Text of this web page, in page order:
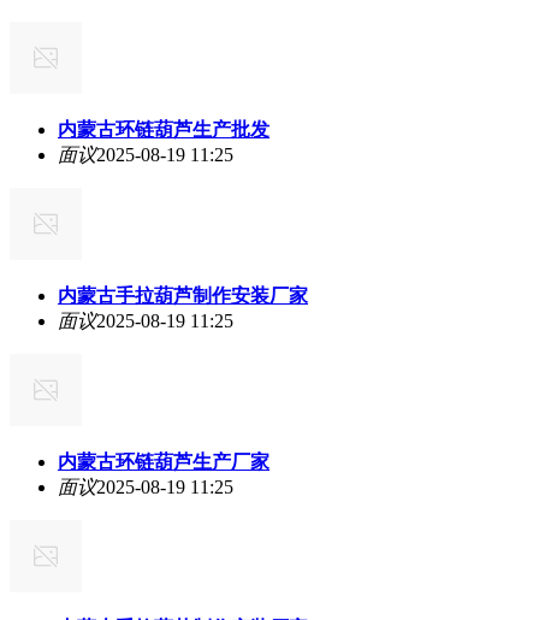
内蒙古环链葫芦生产批发
面议2025-08-19 11:25
内蒙古手拉葫芦制作安装厂家
面议2025-08-19 11:25
内蒙古环链葫芦生产厂家
面议2025-08-19 11:25